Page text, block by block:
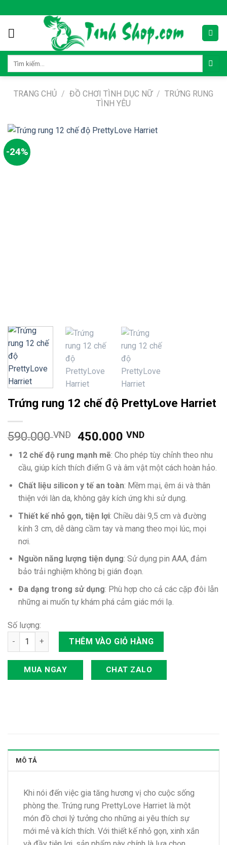
content
Tìm
TRANG CHỦ / ĐỒ CHƠI TÌNH DỤC NỮ / TRỨNG RUNG
TÌNH YÊU
-24%
Trứng rung 12 chế độ PrettyLove Harriet
590.000VND 450.000VND
12 chế độ rung mạnh mẽ: Cho phép tùy chỉnh theo nhu
cầu, giúp kích thích điểm G và âm vật một cách hoàn hảo.
Chất liệu silicon y tế an toàn: Mềm mại, êm ái và thân
thiện với làn da, không gây kích ứng khi sử dụng.
Thiết kế nhỏ gọn, tiện lợi: Chiều dài 9,5 cm và đường
kính 3 cm, dễ dàng cầm tay và mang theo mọi lúc, mọi
nơi.
Nguồn năng lượng tiện dụng: Sử dụng pin AAA, đảm
bảo trải nghiệm không bị gián đoạn.
Đa dạng trong sử dụng: Phù hợp cho cả các cặp đôi lẫn
những ai muốn tự khám phá cảm giác mới lạ.
Số lượng:
Trứng rung 12 chế độ PrettyLove Harriet số lượng
THÊM VÀO GIỎ HÀNG
MUA NGAY CHAT ZALO
MÔ TẢ
Khi nói đến việc gia tăng hương vị cho cuộc sống
phòng the. Trứng rung PrettyLove Harriet là một
món đồ chơi lý tưởng cho những ai yêu thích sự
mới mẻ và kích thích. Với thiết kế nhỏ gọn, xinh xắn